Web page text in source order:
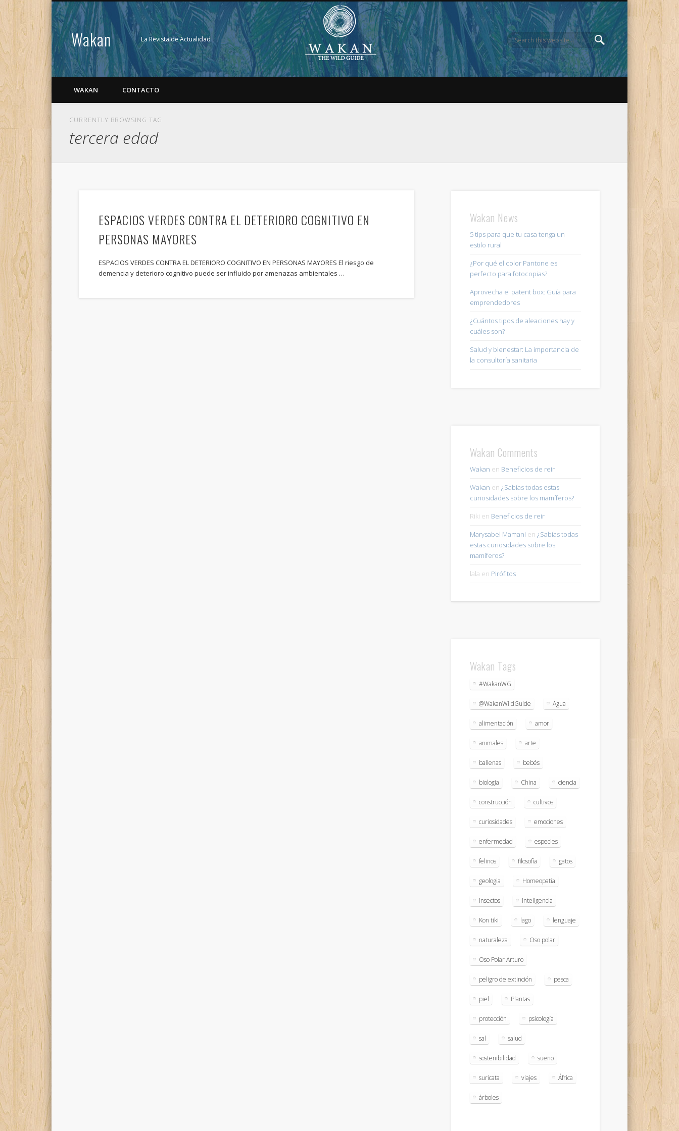
Wakan La Revista de Actualidad
WAKAN CONTACTO
CURRENTLY BROWSING TAG
tercera edad
ESPACIOS VERDES CONTRA EL DETERIORO COGNITIVO EN
PERSONAS MAYORES
ESPACIOS VERDES CONTRA EL DETERIORO COGNITIVO EN PERSONAS MAYORES El riesgo de
demencia y deterioro cognitivo puede ser influido por amenazas ambientales …
Wakan News
5 tips para que tu casa tenga un
estilo rural
¿Por qué el color Pantone es
perfecto para fotocopias?
Aprovecha el patent box: Guía para
emprendedores
¿Cuántos tipos de aleaciones hay y
cuáles son?
Salud y bienestar: La importancia de
la consultoría sanitaria
Wakan Comments
Wakan en Beneficios de reir
Wakan en ¿Sabías todas estas
curiosidades sobre los mamíferos?
Riki en Beneficios de reir
Marysabel Mamani en ¿Sabías todas
estas curiosidades sobre los
mamíferos?
lala en Pirófitos
Wakan Tags
#WakanWG
@WakanWildGuide Agua
alimentación amor
animales arte
ballenas bebés
biologia China ciencia
construcción cultivos
curiosidades emociones
enfermedad especies
felinos filosofía gatos
geologia Homeopatía
insectos inteligencia
Kon tiki lago lenguaje
naturaleza Oso polar
Oso Polar Arturo
peligro de extinción pesca
piel Plantas
protección psicología
sal salud
sostenibilidad sueño
suricata viajes África
árboles